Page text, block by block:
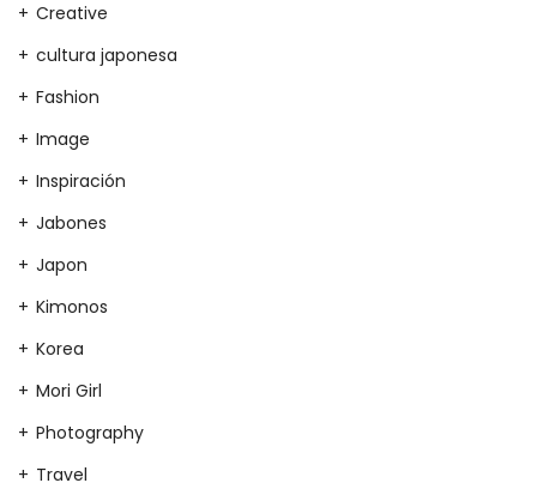
Creative
cultura japonesa
Fashion
Image
Inspiración
Jabones
Japon
Kimonos
Korea
Mori Girl
Photography
Travel